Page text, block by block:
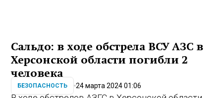
Сальдо: в ходе обстрела ВСУ АЗС в
Херсонской области погибли 2
человека
БЕЗОПАСНОСТЬ 24 марта 2024 01:06